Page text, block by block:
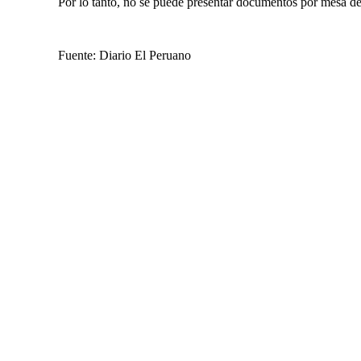
Fuente: Diario El Peruano